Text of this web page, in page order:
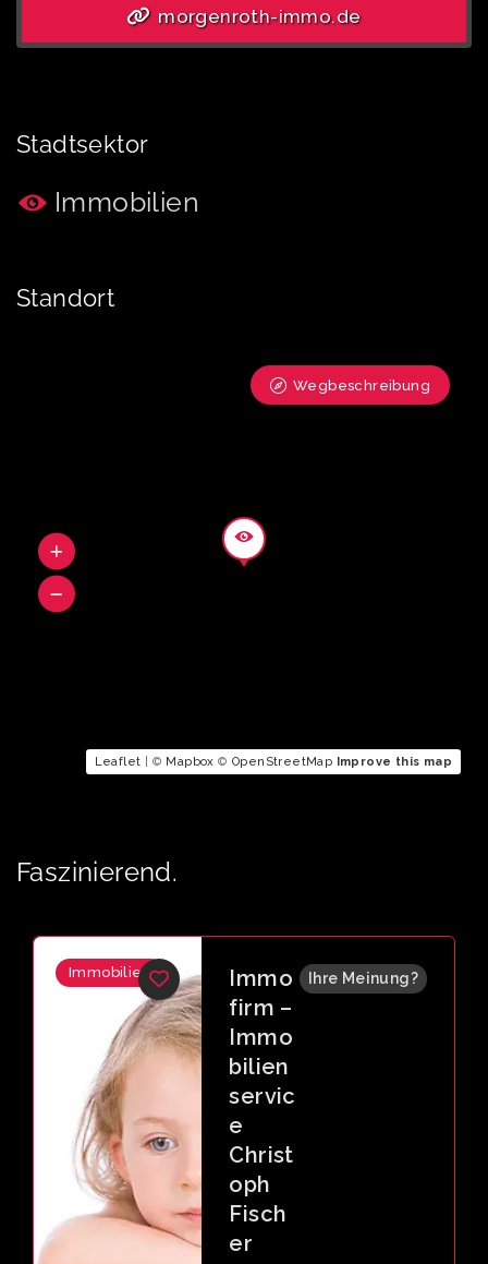
morgenroth-immo.de
Stadtsektor
Immobilien
Standort
Leaflet | © Mapbox © OpenStreetMap Improve this map
Wegbeschreibung
Faszinierend.
Immobilien
Immo
firm –
Immo
bilien
servic
e
Christ
oph
Fisch
er
Ihre Meinung?